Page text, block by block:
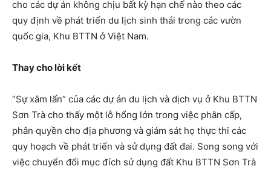
cho các dự án không chịu bất kỳ hạn chế nào theo các
quy định về phát triển du lịch sinh thái trong các vườn
quốc gia, Khu BTTN ở Việt Nam.
Thay cho lời kết
“Sự xâm lấn” của các dự án du lịch và dịch vụ ở Khu BTTN
Sơn Trà cho thấy một lỗ hổng lớn trong việc phân cấp,
phân quyền cho địa phương và giám sát họ thực thi các
quy hoạch về phát triển và sử dụng đất đai. Song song với
việc chuyển đổi mục đích sử dụng đất Khu BTTN Sơn Trà